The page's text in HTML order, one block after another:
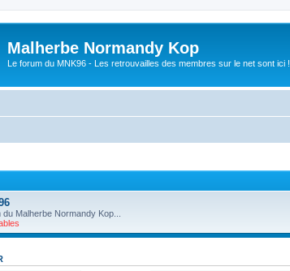
Malherbe Normandy Kop
Le forum du MNK96 - Les retrouvailles des membres sur le net sont ici !
Malherbe Normandy Kop...